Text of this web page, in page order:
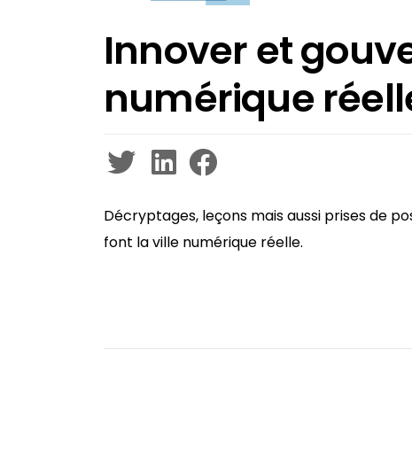
Innover et
numérique
Décryptages, leçons mais aussi prises de
font la ville numérique réelle.